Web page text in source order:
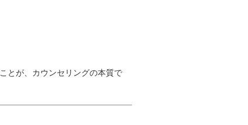
ことが、カウンセリングの本質で